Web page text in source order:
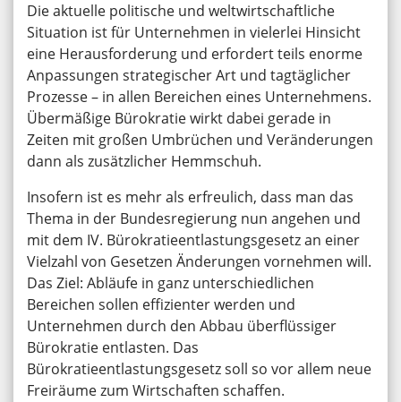
Die aktuelle politische und weltwirtschaftliche
Situation ist für Unternehmen in vielerlei Hinsicht
eine Herausforderung und erfordert teils enorme
Anpassungen strategischer Art und tagtäglicher
Prozesse – in allen Bereichen eines Unternehmens.
Übermäßige Bürokratie wirkt dabei gerade in
Zeiten mit großen Umbrüchen und Veränderungen
dann als zusätzlicher Hemmschuh.
Insofern ist es mehr als erfreulich, dass man das
Thema in der Bundesregierung nun angehen und
mit dem IV. Bürokratieentlastungsgesetz an einer
Vielzahl von Gesetzen Änderungen vornehmen will.
Das Ziel: Abläufe in ganz unterschiedlichen
Bereichen sollen effizienter werden und
Unternehmen durch den Abbau überflüssiger
Bürokratie entlasten. Das
Bürokratieentlastungsgesetz soll so vor allem neue
Freiräume zum Wirtschaften schaffen.